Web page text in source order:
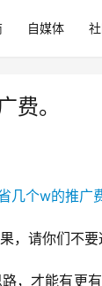
自媒体
费。
，请你们不
，才能有更